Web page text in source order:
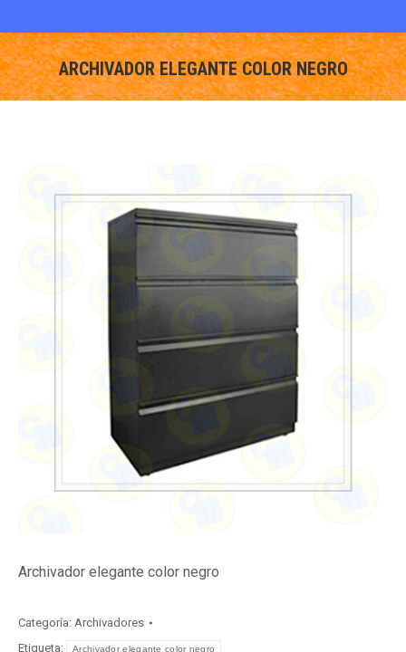
ARCHIVADOR ELEGANTE COLOR NEGRO
You are here:
Archivador elegante color negro
Categoría: Archivadores
Etiqueta:
Archivador elegante color negro